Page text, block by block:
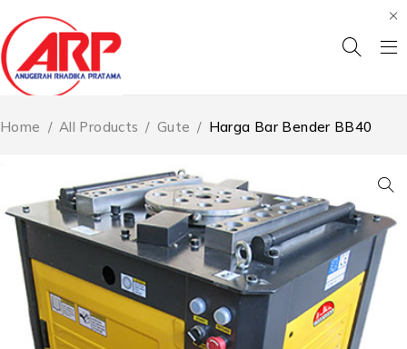
Home / All Products / Gute / Harga Bar Bender BB40